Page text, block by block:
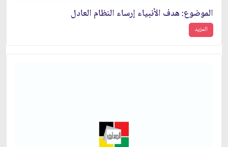
الموضوع: هدف الأنبياء إرساء النظام العادل‏
المزيد